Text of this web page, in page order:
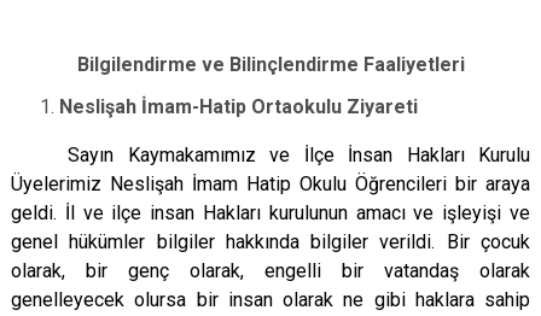
Bilgilendirme ve Bilinçlendirme Faaliyetleri
Neslişah İmam-Hatip Ortaokulu Ziyareti
Sayın Kaymakamımız ve İlçe İnsan Hakları Kurulu
Üyelerimiz Neslişah İmam Hatip Okulu Öğrencileri bir araya
geldi. İl ve ilçe insan Hakları kurulunun amacı ve işleyişi ve
genel hükümler bilgiler hakkında bilgiler verildi. Bir çocuk
olarak, bir genç olarak, engelli bir vatandaş olarak
genelleyecek olursa bir insan olarak ne gibi haklara sahip